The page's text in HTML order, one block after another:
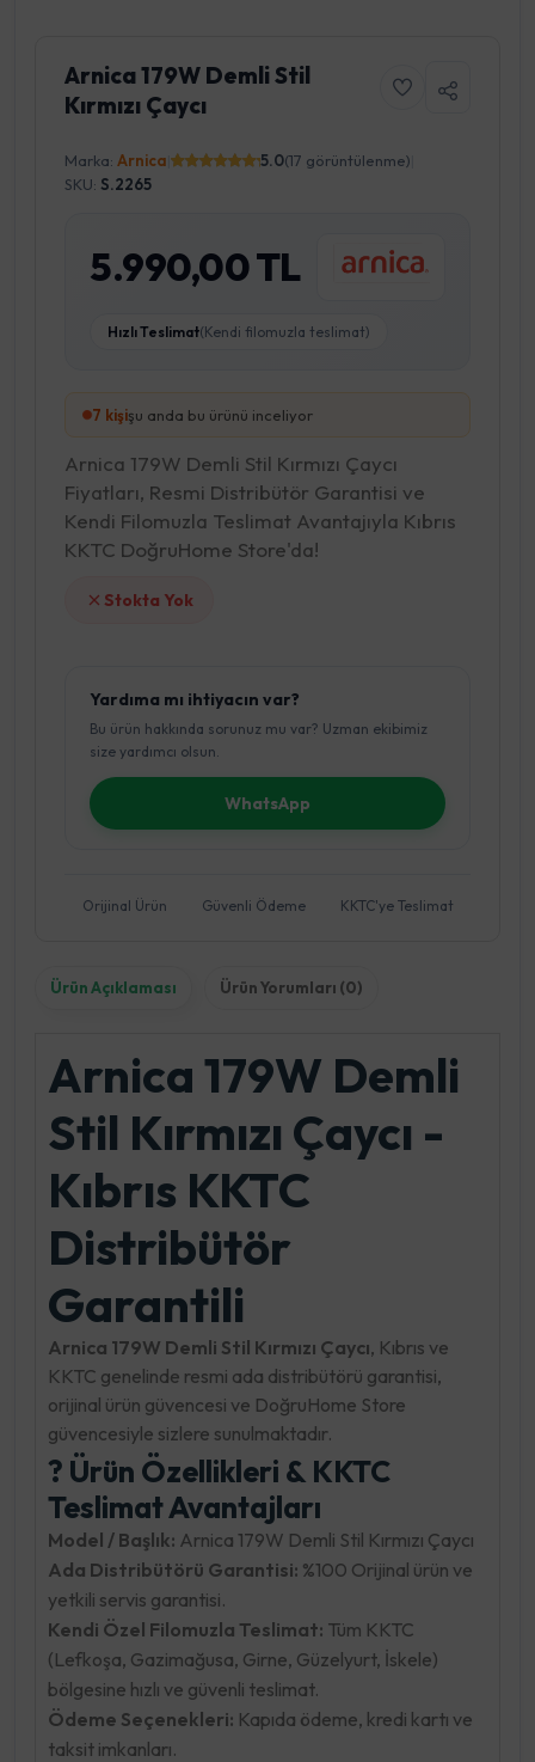
Arnica 179W Demli Stil
Kırmızı Çaycı
Marka: Arnica 5.0(17 görüntülenme)
SKU: S.2265
5.990,00 TL
Hızlı Teslimat(Kendi filomuzla teslimat)
6 kişişu anda bu ürünü inceliyor
Arnica 179W Demli Stil Kırmızı Çaycı
Fiyatları, Resmi Distribütör Garantisi ve
Kendi Filomuzla Teslimat Avantajıyla Kıbrıs
KKTC DoğruHome Store'da!
Stokta Yok
Yardıma mı ihtiyacın var?
Bu ürün hakkında sorunuz mu var? Uzman ekibimiz
size yardımcı olsun.
WhatsApp
Orijinal Ürün Güvenli Ödeme KKTC'ye Teslimat
Ürün Açıklaması Ürün Yorumları (0)
Arnica 179W Demli
Stil Kırmızı Çaycı -
Kıbrıs KKTC
Distribütör
Garantili
Arnica 179W Demli Stil Kırmızı Çaycı, Kıbrıs ve
KKTC genelinde resmi ada distribütörü garantisi,
orijinal ürün güvencesi ve DoğruHome Store
güvencesiyle sizlere sunulmaktadır.
? Ürün Özellikleri & KKTC
Teslimat Avantajları
Model / Başlık: Arnica 179W Demli Stil Kırmızı Çaycı
Ada Distribütörü Garantisi: %100 Orijinal ürün ve
yetkili servis garantisi.
Kendi Özel Filomuzla Teslimat: Tüm KKTC
(Lefkoşa, Gazimağusa, Girne, Güzelyurt, İskele)
bölgesine hızlı ve güvenli teslimat.
Ödeme Seçenekleri: Kapıda ödeme, kredi kartı ve
taksit imkanları.